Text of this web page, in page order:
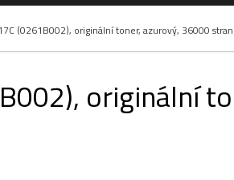
(0261B002), originální toner, azurový, 36000 stran
originální